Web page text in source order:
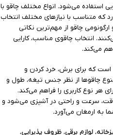
استفاده می‌شود. انواع مختلف چاقو با
که متناسب با نیازهای مختلف انتخاب
چاقو از مهم‌ترین نکاتی
انتخاب چاقوی مناسب، کارایی
می‌کند.
است که برای برش، خرد کردن و
چاقوها از نظر جنس تیغه، طول و
هر نوع کاربری را فراهم می‌کند.
سرعت و راحتی در آشپزی می‌شود و
به ارمغان می‌آورد.
، لوازم برقی، ظروف پذیرایی،